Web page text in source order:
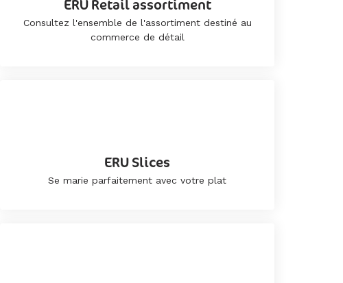
ERU Retail assortiment
Consultez l'ensemble de l'assortiment destiné au
commerce de détail
ERU Slices
Se marie parfaitement avec votre plat